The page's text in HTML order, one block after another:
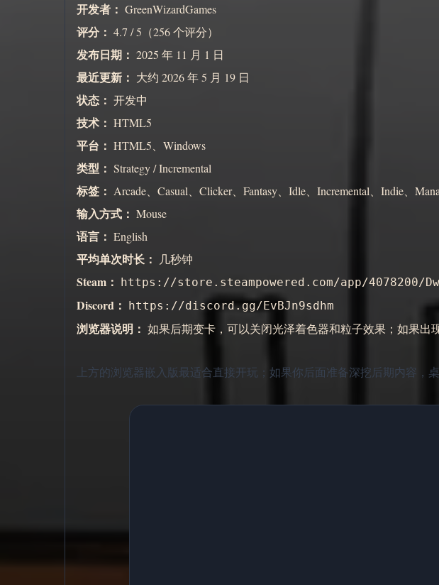
开发者： GreenWizardGames
评分： 4.7 / 5（256 个评分）
发布日期： 2025 年 11 月 1 日
最近更新： 大约 2026 年 5 月 19 日
状态： 开发中
技术： HTML5
平台： HTML5、Windows
类型： Strategy / Incremental
标签： Arcade、Casual、Clicker、Fantasy、Idle、Incremental、Indie、
输入方式： Mouse
语言： English
平均单次时长： 几秒钟
Steam： https://store.steampowered.com/app/4078200/
Discord： https://discord.gg/EvBJn9sdhm
浏览器说明： 如果后期变卡，可以关闭光泽着色器和粒子效果；如果出
上方的浏览器嵌入版最适合直接开玩；如果你后面准备深挖后期内容，